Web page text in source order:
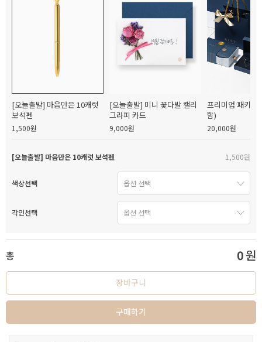
[오늘출발] 마음만은 10캐럿
보석펜
1,500원
[오늘출발] 미니 꽃다발 캘리
그라피 카드
9,000원
프리미엄 패키지
함)
20,000원
[오늘출발] 마음만은 10캐럿 보석펜 1,500원
색상선택
각인선택
총 0원
장바구니
구매하기